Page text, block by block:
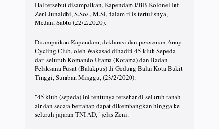
Hal tersebut disampaikan, Kapendam I/BB Kolonel Inf
Zeni Junaidhi, S.Sos., M.Si, dalam rilis tertulisnya,
Medan, Sabtu (22/2/2020).
Disampaikan Kapendam, deklarasi dan peresmian Army
Cycling Club, oleh Wakasad dihadiri 45 klub Sepeda
dari seluruh Komando Utama (Kotama) dan Badan
Pelaksana Pusat (Balakpus) di Gedung Balai Kota Bukit
Tinggi, Sumbar, Minggu, (23/2/2020).
"45 klub (sepeda) ini tentunya tersebar di seluruh tanah
air dan secara bertahap dapat dikembangkan hingga ke
seluruh jajaran TNI AD," jelas Zeni.